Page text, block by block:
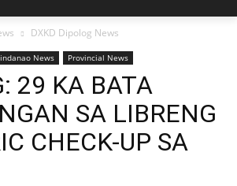
DXKD Dipolog News
News Provincial News
29 KA BATA
SA LIBRENG
CHECK-UP SA